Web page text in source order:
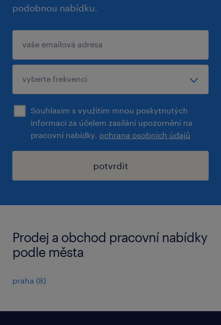
podobnou nabídku.
Souhlasím s využitím mnou poskytnutých
informací za účelem zasílání upozornění na
pracovní nabídky. ochrana osobních údajů
potvrdit
Prodej a obchod pracovní nabídky
podle města
praha (8)